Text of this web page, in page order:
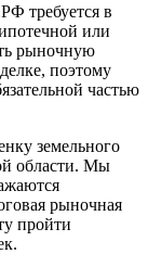
требуется в
или
рыночную
поэтому
частью
земельного
области. Мы
рыночная
пройти